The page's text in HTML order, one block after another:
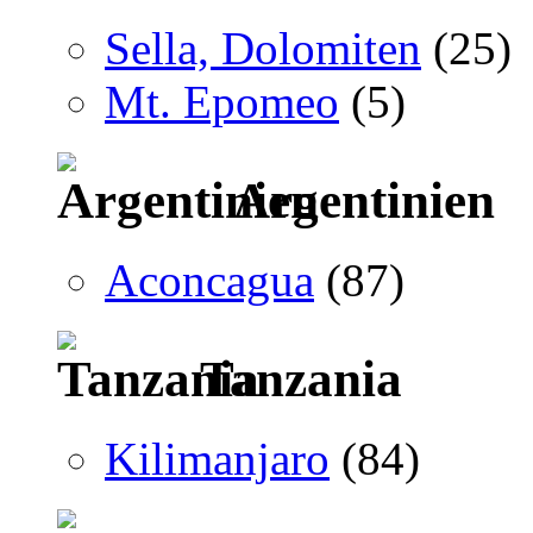
Sella, Dolomiten (25)
Mt. Epomeo (5)
Argentinien
Aconcagua (87)
Tanzania
Kilimanjaro (84)